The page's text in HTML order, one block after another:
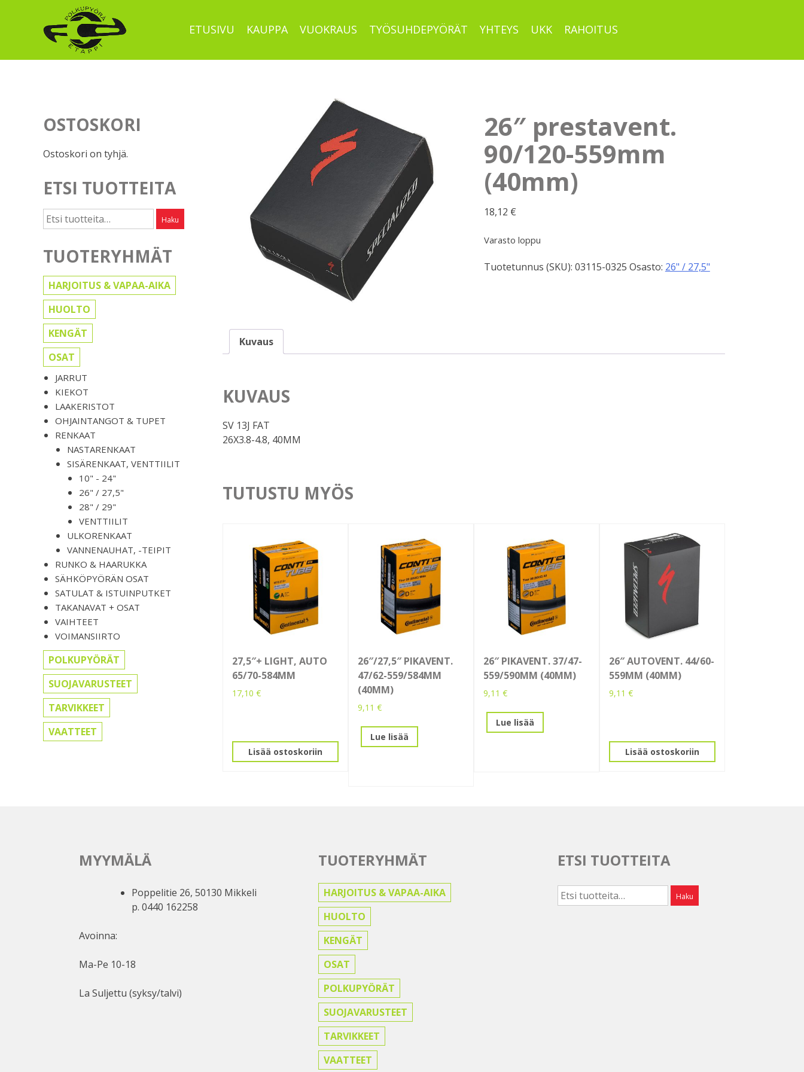
ETUSIVU KAUPPA VUOKRAUS TYÖSUHDEPYÖRÄT YHTEYS UKK RAHOITUS
OSTOSKORI
Ostoskori on tyhjä.
ETSI TUOTTEITA
Etsi: Haku
TUOTERYHMÄT
HARJOITUS & VAPAA-AIKA
HUOLTO
KENGÄT
OSAT
JARRUT
KIEKOT
LAAKERISTOT
OHJAINTANGOT & TUPET
RENKAAT
NASTARENKAAT
SISÄRENKAAT, VENTTIILIT
10" - 24"
26" / 27,5"
28" / 29"
VENTTIILIT
ULKORENKAAT
VANNENAUHAT, -TEIPIT
RUNKO & HAARUKKA
SÄHKÖPYÖRÄN OSAT
SATULAT & ISTUINPUTKET
TAKANAVAT + OSAT
VAIHTEET
VOIMANSIIRTO
POLKUPYÖRÄT
SUOJAVARUSTEET
TARVIKKEET
VAATTEET
26″ prestavent.
90/120-559mm
(40mm)
18,12 €
Varasto loppu
Tuotetunnus (SKU): 03115-0325 Osasto: 26" / 27,5"
Kuvaus
KUVAUS
SV 13J FAT
26X3.8-4.8, 40MM
TUTUSTU MYÖS
27,5″+ LIGHT, AUTO
65/70-584MM
17,10 €
Lisää ostoskoriin
26″/27,5″ PIKAVENT.
47/62-559/584MM
(40MM)
9,11 €
Lue lisää
26″ PIKAVENT. 37/47-
559/590MM (40MM)
9,11 €
Lue lisää
26″ AUTOVENT. 44/60-
559MM (40MM)
9,11 €
Lisää ostoskoriin
MYYMÄLÄ
Poppelitie 26, 50130 Mikkeli
p. 0440 162258
Avoinna:
Ma-Pe 10-18
La Suljettu (syksy/talvi)
TUOTERYHMÄT
HARJOITUS & VAPAA-AIKA
HUOLTO
KENGÄT
OSAT
POLKUPYÖRÄT
SUOJAVARUSTEET
TARVIKKEET
VAATTEET
ETSI TUOTTEITA
Etsi: Haku